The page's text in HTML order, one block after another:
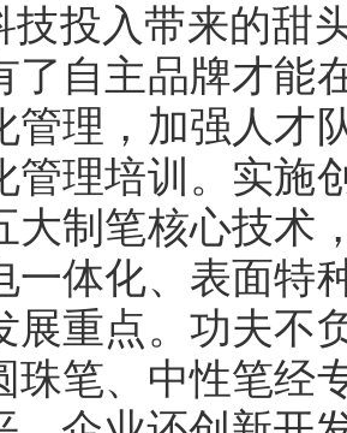
技投入带来的甜
了自主品牌才能
管理，加强人才
管理培训。实施
大制笔核心技术
一体化、表面特
展重点。功夫不
珠笔、中性笔经